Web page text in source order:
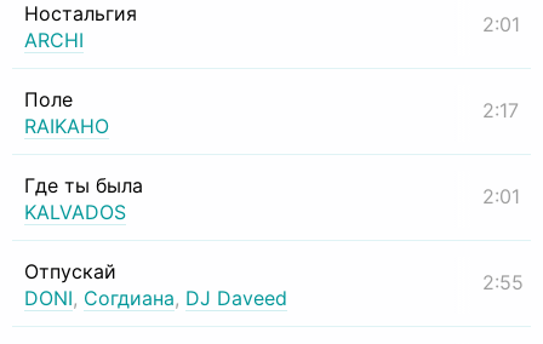
Ностальгия
ARCHI
2:01
Поле
RAIKAHO
2:17
Где ты была
KALVADOS
2:01
Отпускай
DONI, Согдиана, DJ Daveed
2:55